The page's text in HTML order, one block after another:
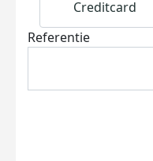
Creditcard
Referentie